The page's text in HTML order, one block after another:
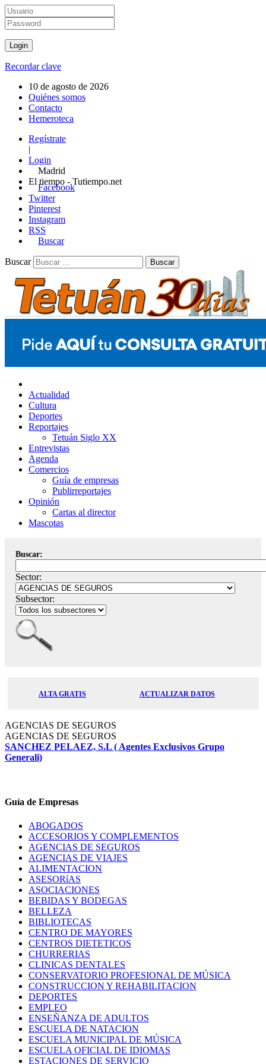
Recordar clave
10 de agosto de 2026
Quiénes somos
Contacto
Hemeroteca
Regístrate
|
Login
Madrid
El tiempo - Tutiempo.net
Facebook
Twitter
Pinterest
Instagram
RSS
Buscar
Buscar
Actualidad
Cultura
Deportes
Reportajes
Tetuán Siglo XX
Entrevistas
Agenda
Comercios
Guía de empresas
Publirreportajes
Opinión
Cartas al director
Mascotas
Buscar:
Sector:
Subsector:
ALTA GRATIS ACTUALIZAR DATOS
AGENCIAS DE SEGUROS
AGENCIAS DE SEGUROS
SANCHEZ PELAEZ, S.L ( Agentes Exclusivos Grupo
Generali)
Guía de Empresas
ABOGADOS
ACCESORIOS Y COMPLEMENTOS
AGENCIAS DE SEGUROS
AGENCIAS DE VIAJES
ALIMENTACION
ASESORíAS
ASOCIACIONES
BEBIDAS Y BODEGAS
BELLEZA
BIBLIOTECAS
CENTRO DE MAYORES
CENTROS DIETETICOS
CHURRERIAS
CLINICAS DENTALES
CONSERVATORIO PROFESIONAL DE MÚSICA
CONSTRUCCION Y REHABILITACION
DEPORTES
EMPLEO
ENSEÑANZA DE ADULTOS
ESCUELA DE NATACION
ESCUELA MUNICIPAL DE MÚSICA
ESCUELA OFICIAL DE IDIOMAS
ESTACIONES DE SERVICIO